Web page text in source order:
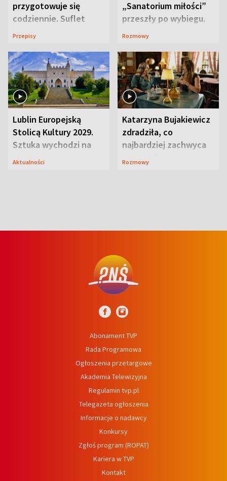
przygotowuje się
codziennie. Suflet
serowy zachwyca
Przepisy
„Sanatorium miłości”
przeszły po wybiegu.
Te stylizacje
Rozmowy
Lublin Europejską
Stolicą Kultury 2029.
Sztuka wychodzi na
ulice
Aktualności
Katarzyna Bujakiewicz
zdradziła, co
najbardziej zachwyca
ją w Lublinie
Rozmowy
Abonament TVP
Rada Programowa
Ogłoszenia przetargowe
Akademia Telewizyjna
Regulamin tvp.pl
Telegazeta ogłoszenia
Informacje o nadawcy
Konkursy
Zgłoś program (ROPAT)
Kariera w TVP
Kontakt